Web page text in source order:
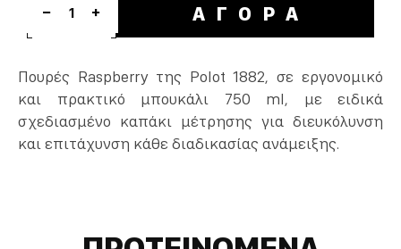
1 ΑΓΟΡΑ
Πουρές Raspberry της Polot 1882, σε εργονομικό
και πρακτικό μπουκάλι 750 ml, με ειδικά
σχεδιασμένο καπάκι μέτρησης για διευκόλυνση
και επιτάχυνση κάθε διαδικασίας ανάμειξης.